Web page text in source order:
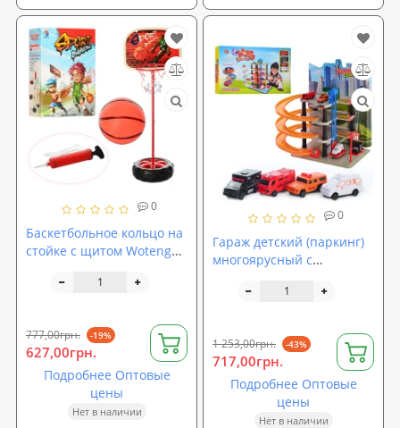
0
Баскетбольное кольцо на
стойке с щитом Woteng
777,00грн. -19%
627,00грн.
Подробнее Оптовые
цены
Нет в наличии
0
Гараж детский (паркинг)
многоярусный с
(0848)
1 253,00грн. -43%
717,00грн.
Подробнее Оптовые
цены
Нет в наличии